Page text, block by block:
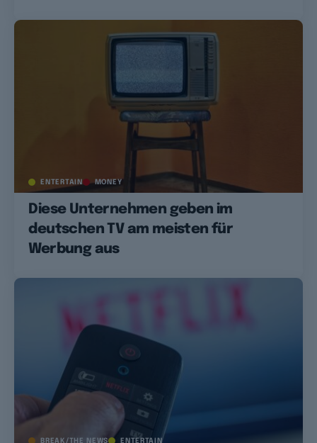
ENTERTAIN MONEY
Diese Unternehmen geben im
deutschen TV am meisten für
Werbung aus
BREAK/THE NEWS ENTERTAIN